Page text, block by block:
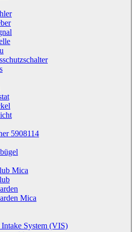
5908114
Mica
Mica
Intake System (VIS)